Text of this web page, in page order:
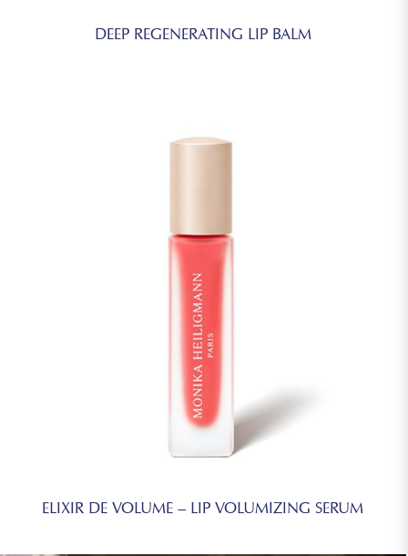
DEEP REGENERATING LIP BALM
ELIXIR DE VOLUME – LIP VOLUMIZING SERUM